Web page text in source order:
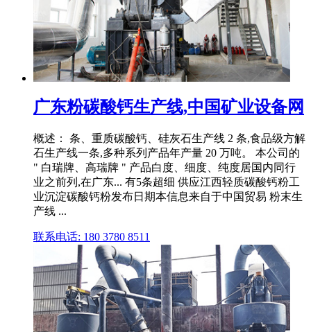
广东粉碳酸钙生产线,中国矿业设备网
概述： 条、重质碳酸钙、硅灰石生产线 2 条,食品级方解
石生产线一条,多种系列产品年产量 20 万吨。 本公司的
" 白瑞牌、高瑞牌 " 产品白度、细度、纯度居国内同行
业之前列,在广东... 有5条超细 供应江西轻质碳酸钙粉工
业沉淀碳酸钙粉发布日期本信息来自于中国贸易 粉末生
产线 ...
联系电话: 180 3780 8511